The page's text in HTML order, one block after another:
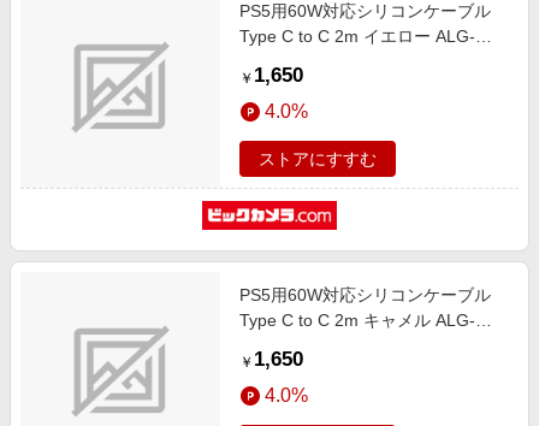
PS5用60W対応シリコンケーブル
Type C to C 2m イエロー ALG-
￥ 1,650
4.0%
ストアにすすむ
PS5用60W対応シリコンケーブル
Type C to C 2m キャメル ALG-
￥ 1,650
4.0%